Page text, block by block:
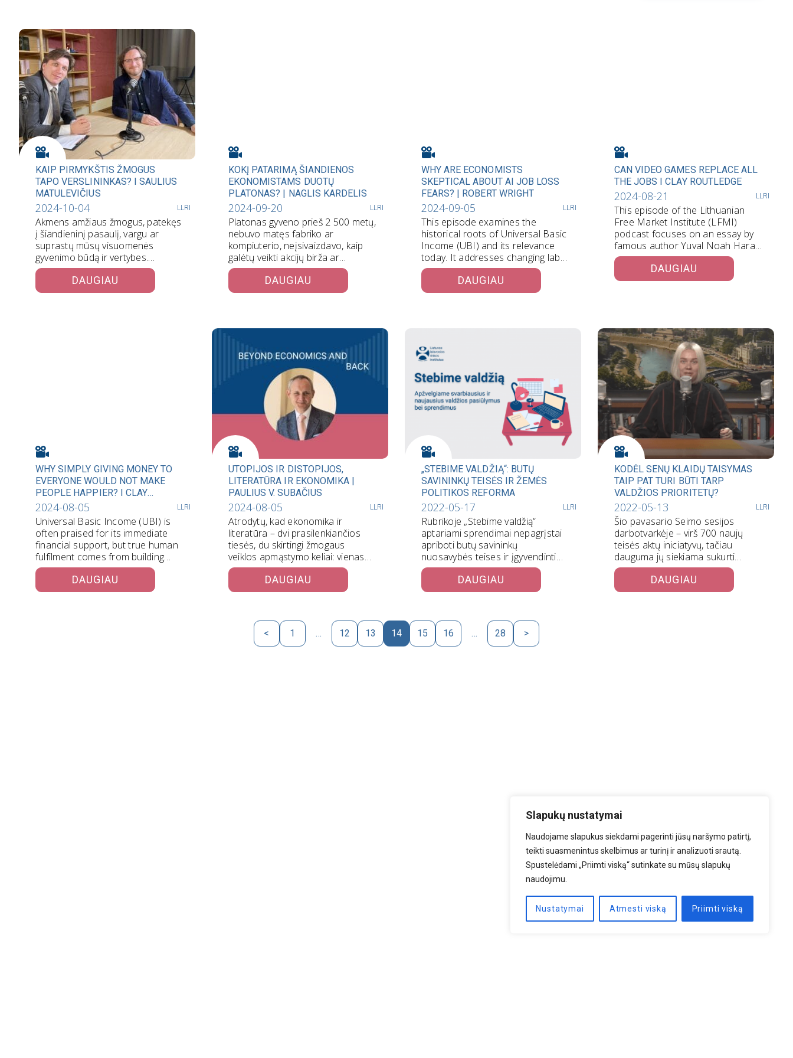
Slapukų nustatymai
Naudojame slapukus siekdami pagerinti jūsų naršymo patirtį,
teikti suasmenintus skelbimus ar turinį ir analizuoti srautą.
Spustelėdami „Priimti viską“ sutinkate su mūsų slapukų
naudojimu.
Nustatymai Atmesti viską Priimti viską
KAIP PIRMYKŠTIS ŽMOGUS
TAPO VERSLININKAS? I SAULIUS
MATULEVIČIUS
2024-10-04 LLRI
Akmens amžiaus žmogus, patekęs
į šiandieninį pasaulį, vargu ar
suprastų mūsų visuomenės
gyvenimo būdą ir vertybes.
Pirmykštėse bendruomenėse
viskas sukosi…
DAUGIAU
KOKĮ PATARIMĄ ŠIANDIENOS
EKONOMISTAMS DUOTŲ
PLATONAS? | NAGLIS KARDELIS
2024-09-20 LLRI
Platonas gyveno prieš 2 500 metų,
nebuvo matęs fabriko ar
kompiuterio, neįsivaizdavo, kaip
galėtų veikti akcijų birža ar
kriptovaliutos. Nepaisant…
DAUGIAU
WHY ARE ECONOMISTS
SKEPTICAL ABOUT AI JOB LOSS
FEARS? | ROBERT WRIGHT
2024-09-05 LLRI
This episode examines the
historical roots of Universal Basic
Income (UBI) and its relevance
today. It addresses changing labor
trends,…
DAUGIAU
CAN VIDEO GAMES REPLACE ALL
THE JOBS I CLAY ROUTLEDGE
2024-08-21 LLRI
This episode of the Lithuanian
Free Market Institute (LFMI)
podcast focuses on an essay by
famous author Yuval Noah Harari,
…
DAUGIAU
WHY SIMPLY GIVING MONEY TO
EVERYONE WOULD NOT MAKE
PEOPLE HAPPIER? I CLAY
ROUTLEDGE
2024-08-05 LLRI
Universal Basic Income (UBI) is
often praised for its immediate
financial support, but true human
fulfilment comes from building
strong…
DAUGIAU
UTOPIJOS IR DISTOPIJOS,
LITERATŪRA IR EKONOMIKA |
PAULIUS V. SUBAČIUS
2024-08-05 LLRI
Atrodytų, kad ekonomika ir
literatūra – dvi prasilenkiančios
tiesės, du skirtingi žmogaus
veiklos apmąstymo keliai: vienas
tyrinėja gebą kaupti turtą ir…
DAUGIAU
„STEBIME VALDŽIĄ“: BUTŲ
SAVININKŲ TEISĖS IR ŽEMĖS
POLITIKOS REFORMA
2022-05-17 LLRI
Rubrikoje „Stebime valdžią“
aptariami sprendimai nepagrįstai
apriboti butų savininkų
nuosavybės teises ir įgyvendinti
Aplinkos ministerijos inicijuotą
žemės politikos reformą.
Keičiama…
DAUGIAU
KODĖL SENŲ KLAIDŲ TAISYMAS
TAIP PAT TURI BŪTI TARP
VALDŽIOS PRIORITETŲ?
2022-05-13 LLRI
Šio pavasario Seimo sesijos
darbotvarkėje – virš 700 naujų
teisės aktų iniciatyvų, tačiau
dauguma jų siekiama sukurti
naujas taisykles, o…
DAUGIAU
< 1 … 12 13 14 15 16 … 28 >